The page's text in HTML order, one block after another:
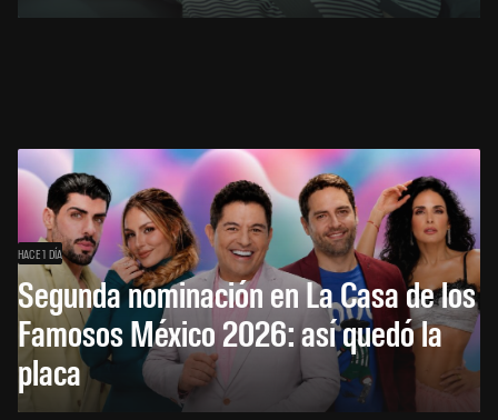
HACE 1 DÍA
Segunda nominación en La Casa de los
Famosos México 2026: así quedó la
placa